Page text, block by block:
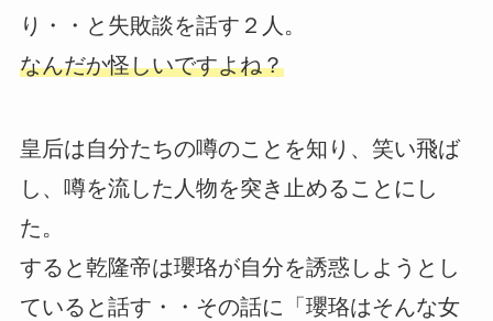
り・・と失敗談を話す２人。
なんだか怪しいですよね？
皇后は自分たちの噂のことを知り、笑い飛ば
し、噂を流した人物を突き止めることにし
た。
すると乾隆帝は瓔珞が自分を誘惑しようとし
ていると話す・・その話に「瓔珞はそんな女